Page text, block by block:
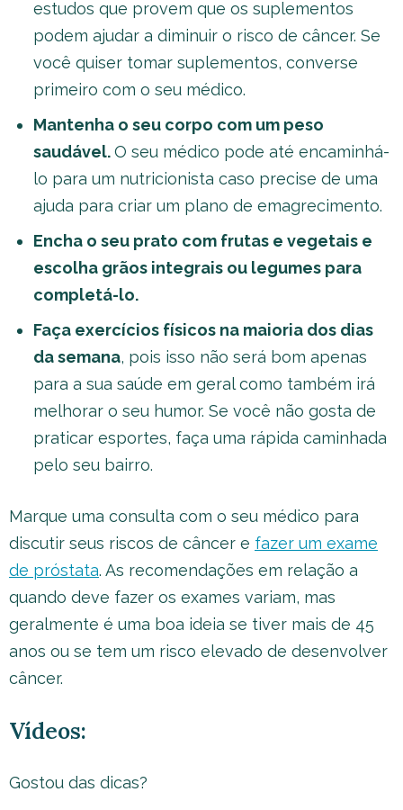
estudos que provem que os suplementos
podem ajudar a diminuir o risco de câncer. Se
você quiser tomar suplementos, converse
primeiro com o seu médico.
Mantenha o seu corpo com um peso
saudável.O seu médico pode até encaminhá-
lo para um nutricionista caso precise de uma
ajuda para criar um plano de emagrecimento.
Encha o seu prato com frutas e vegetais e
escolha grãos integrais ou legumes para
completá-lo.
Faça exercícios físicos na maioria dos dias
da semana, pois isso não será bom apenas
para a sua saúde em geral como também irá
melhorar o seu humor. Se você não gosta de
praticar esportes, faça uma rápida caminhada
pelo seu bairro.
Marque uma consulta com o seu médico para
discutir seus riscos de câncer e fazer um exame
de próstata. As recomendações em relação a
quando deve fazer os exames variam, mas
geralmente é uma boa ideia se tiver mais de 45
anos ou se tem um risco elevado de desenvolver
câncer.
Vídeos:
Gostou das dicas?